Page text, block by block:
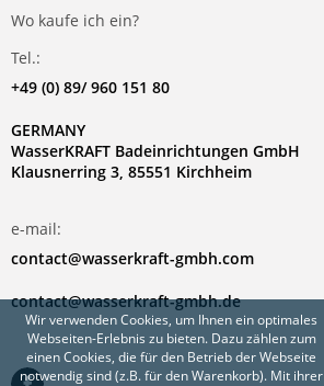
Wir verwenden Cookies, um Ihnen ein optimales
Webseiten-Erlebnis zu bieten. Dazu zählen zum
einen Cookies, die für den Betrieb der Webseite
notwendig sind (z.B. für den Warenkorb). Mit ihrer
Wo kaufe ich ein?
Tel.:
+49 (0) 89/ 960 151 80
GERMANY
WasserKRAFT Badeinrichtungen GmbH
Klausnerring 3, 85551 Kirchheim
e-mail:
contact@wasserkraft-gmbh.com
contact@wasserkraft-gmbh.de